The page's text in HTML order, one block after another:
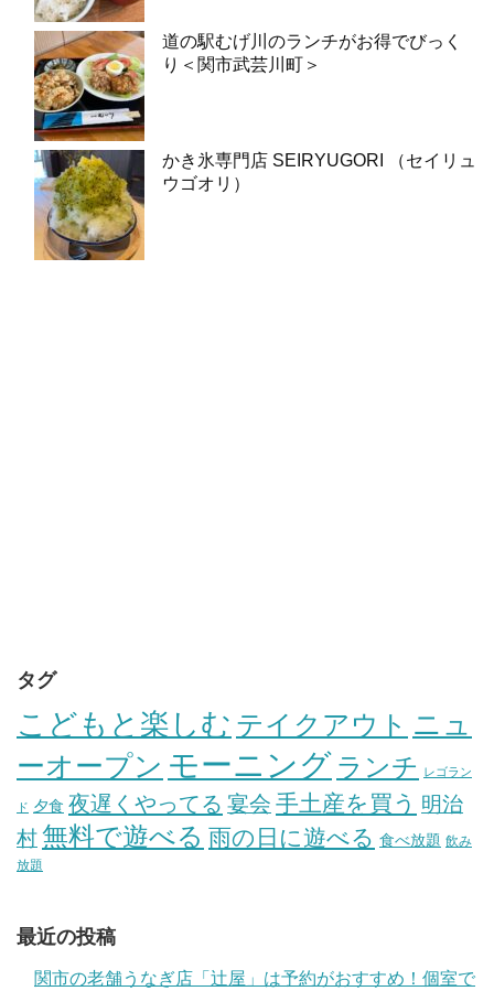
道の駅むげ川のランチがお得でびっく
り＜関市武芸川町＞
かき氷専門店 SEIRYUGORI （セイリュ
ウゴオリ）
タグ
こどもと楽しむ テイクアウト ニュ
ーオープン モーニング ランチ レゴラン
ド 夕食 夜遅くやってる 宴会 手土産を買う 明治
村無料で遊べる 雨の日に遊べる 食べ放題 飲み
放題
最近の投稿
関市の老舗うなぎ店「辻屋」は予約がおすすめ！個室で